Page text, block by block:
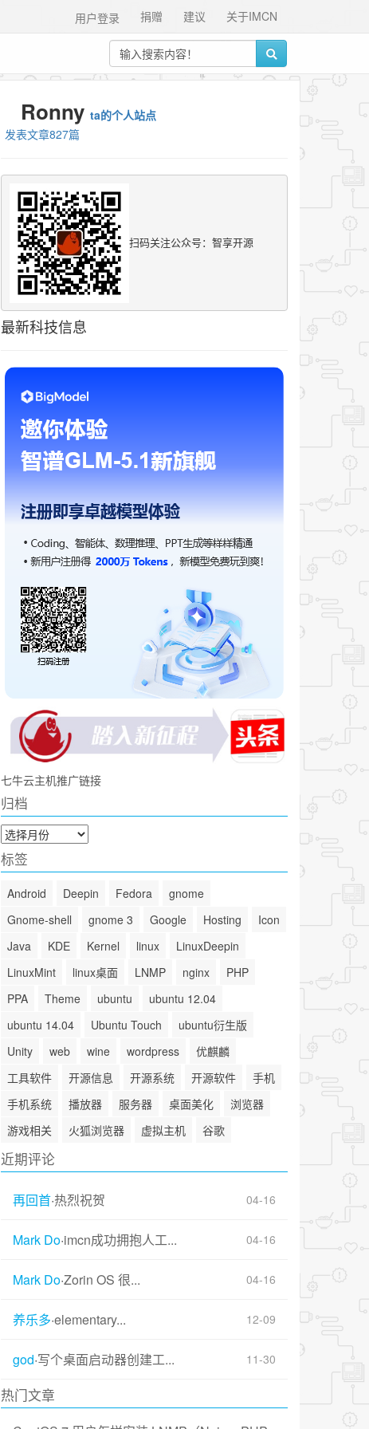
关于IMCN
建议
捐赠
用户登录
Ronny ta的个人站点
发表文章827篇
扫码关注公众号：智享开源
最新科技信息
七牛云主机推广链接
归档
归
档
标签
Android Deepin Fedora
gnome
Gnome-shell
gnome 3 Google Hosting
Icon
Java
KDE Kernel linux
LinuxDeepin
LinuxMint
linux桌面 LNMP nginx
PHP
PPA
Theme ubuntu
ubuntu 12.04
ubuntu 14.04
Ubuntu Touch
ubuntu衍生版
Unity
web wine wordpress
优麒麟
工具软件
开源信息 开源系统 开源软件
手机
手机系统
播放器 服务器 桌面美化
浏览器
游戏相关
火狐浏览器 虚拟主机 谷歌
近期评论
再回首·热烈祝贺 04-16
Mark Do·imcn成功拥抱人工... 04-16
Mark Do·Zorin OS 很... 04-16
养乐多·elementary... 12-09
god·写个桌面启动器创建工... 11-30
热门文章